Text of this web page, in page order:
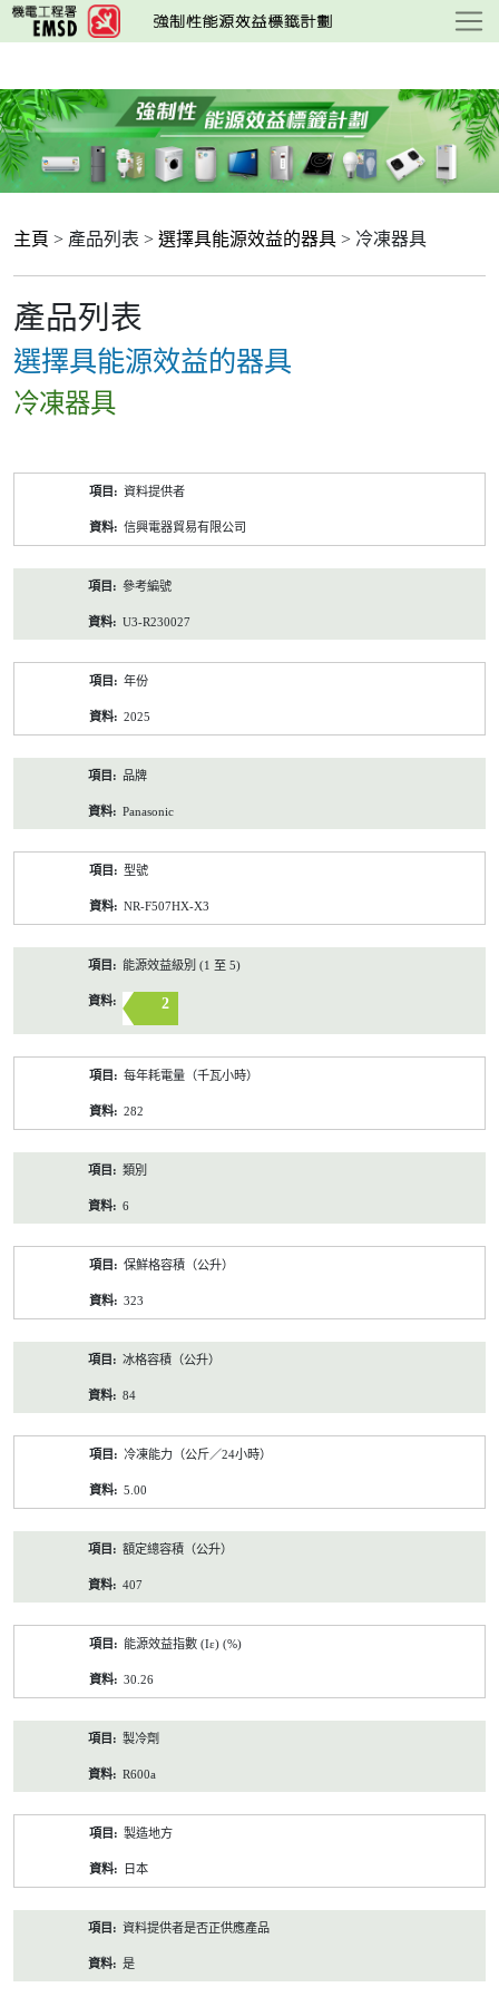
跳
至
要
內
容
主頁 > 產品列表 > 選擇具能源效益的器具 > 冷凍器具
產品列表
選擇具能源效益的器具
冷凍器具
資料提供者
信興電器貿易有限公司
參考編號
U3-R230027
年份
2025
品牌
Panasonic
型號
NR-F507HX-X3
能源效益級別 (1 至 5)
2
每年耗電量（千瓦小時）
282
類別
6
保鮮格容積（公升）
323
冰格容積（公升）
84
冷凍能力（公斤／24小時）
5.00
額定總容積（公升）
407
能源效益指數 (Iε) (%)
30.26
製冷劑
R600a
製造地方
日本
資料提供者是否正供應產品
是